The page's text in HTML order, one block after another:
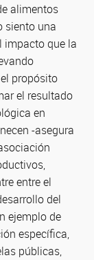
alimentos
siento una
impacto que la
propósito
el resultado
en
-asegura
entre el
del
ejemplo de
específica,
públicas,